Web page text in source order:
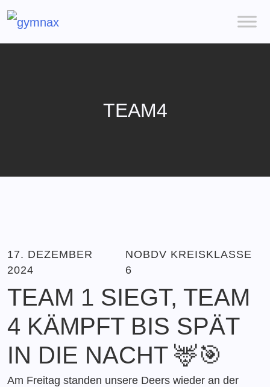
TEAM4
17. DEZEMBER
2024
NOBDV KREISKLASSE
6
TEAM 1 SIEGT, TEAM
4 KÄMPFT BIS SPÄT
IN DIE NACHT 🦌🎯
Am Freitag standen unsere Deers wieder an der